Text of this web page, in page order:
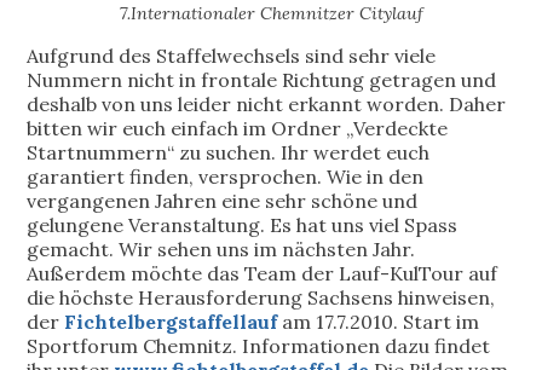
7.Internationaler Chemnitzer Citylauf
Aufgrund des Staffelwechsels sind sehr viele
Nummern nicht in frontale Richtung getragen und
deshalb von uns leider nicht erkannt worden. Daher
bitten wir euch einfach im Ordner „Verdeckte
Startnummern“ zu suchen. Ihr werdet euch
garantiert finden, versprochen. Wie in den
vergangenen Jahren eine sehr schöne und
gelungene Veranstaltung. Es hat uns viel Spass
gemacht. Wir sehen uns im nächsten Jahr.
Außerdem möchte das Team der Lauf-KulTour auf
die höchste Herausforderung Sachsens hinweisen,
der Fichtelbergstaffellaufam 17.7.2010. Start im
Sportforum Chemnitz. Informationen dazu findet